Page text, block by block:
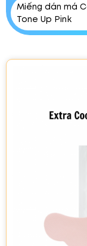
Miếng dán má
Tone Up Pink